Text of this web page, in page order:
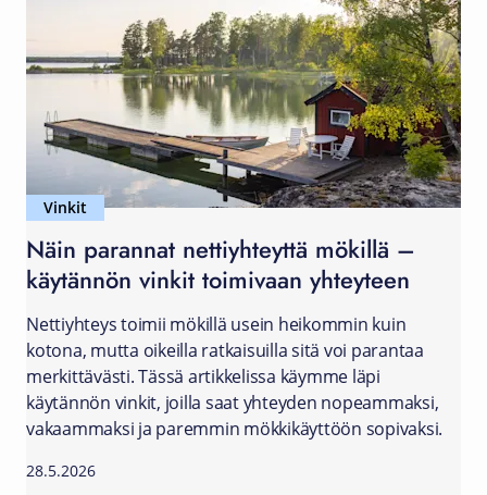
Vinkit
Näin parannat nettiyhteyttä mökillä –
käytännön vinkit toimivaan yhteyteen
Nettiyhteys toimii mökillä usein heikommin kuin
kotona, mutta oikeilla ratkaisuilla sitä voi parantaa
merkittävästi. Tässä artikkelissa käymme läpi
käytännön vinkit, joilla saat yhteyden nopeammaksi,
vakaammaksi ja paremmin mökkikäyttöön sopivaksi.
28.5.2026